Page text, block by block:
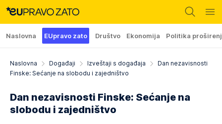
Naslovna EUpravo zato Društvo Ekonomija Politika
Naslovna Događaji Izveštaji s događaja
Dan nezavisnosti
Finske: Sećanje na slobodu i zajedništvo
Dan nezavisnosti Finske: Sećanje na
slobodu i zajedništvo